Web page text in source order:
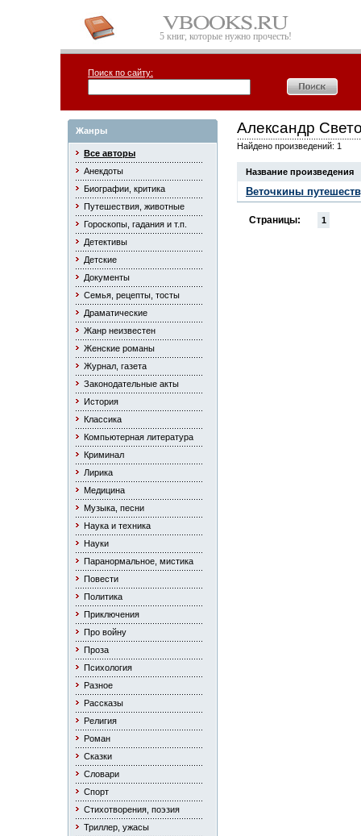
5 книг, которые нужно прочесть!
Поиск по сайту:
Жанры
Все авторы
Анекдоты
Биографии, критика
Путешествия, животные
Гороскопы, гадания и т.п.
Детективы
Детские
Документы
Семья, рецепты, тосты
Драматические
Жанр неизвестен
Женские романы
Журнал, газета
Законодательные акты
История
Классика
Компьютерная литература
Криминал
Лирика
Медицина
Музыка, песни
Наука и техника
Науки
Паранормальное, мистика
Повести
Политика
Приключения
Про войну
Проза
Психология
Разное
Рассказы
Религия
Роман
Сказки
Словари
Спорт
Стихотворения, поэзия
Триллер, ужасы
Александр
Найдено произведений: 1
Название произведения
Веточкины
Страницы: 1